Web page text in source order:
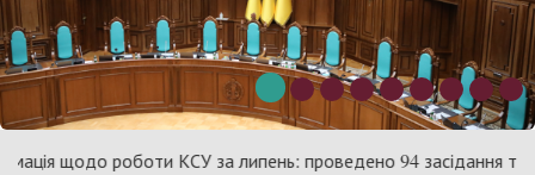
Суд
щодо роботи КСУ за липень: проведено 94 засідання та